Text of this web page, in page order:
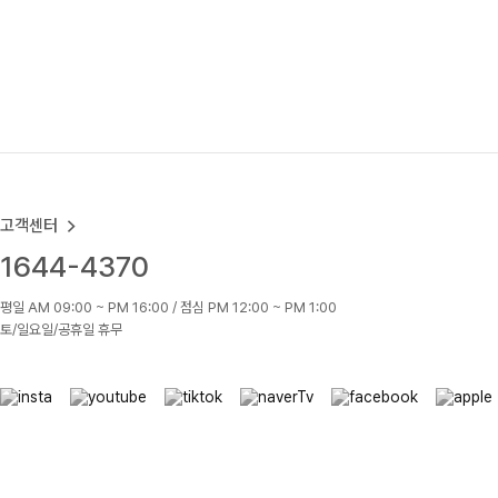
고객센터
1644-4370
평일 AM 09:00 ~ PM 16:00 / 점심 PM 12:00 ~ PM 1:00
토/일요일/공휴일 휴무